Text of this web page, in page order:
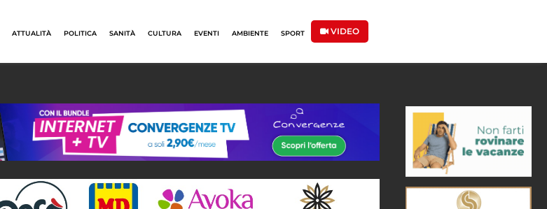
ATTUALITÀ POLITICA SANITÀ CULTURA EVENTI AMBIENTE SPORT VIDEO